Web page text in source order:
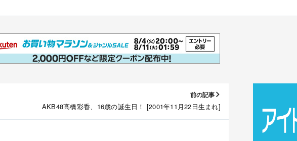
月号」本日4/28発売！
前の記事
AKB48髙橋彩香、16歳の誕生日！ [2001年11月22日生まれ]